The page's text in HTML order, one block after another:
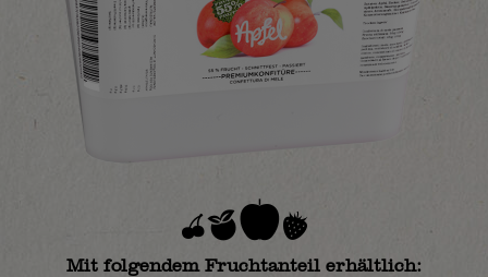
Mit folgendem Fruchtanteil erhältlich: